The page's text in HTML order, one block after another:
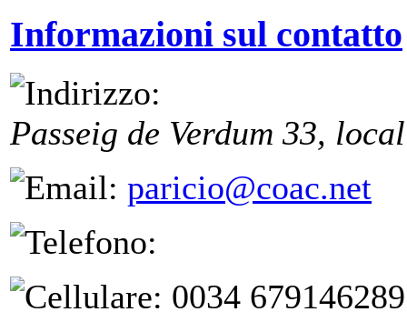
Informazioni sul contatto
Passeig de Verdum 33,
paricio@coac.net
0034 679146289